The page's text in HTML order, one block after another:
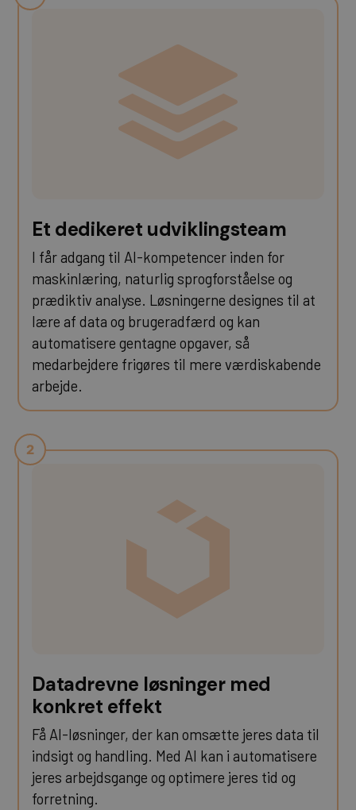
Et dedikeret udviklingsteam
I får adgang til AI-kompetencer inden for
maskinlæring, naturlig sprogforståelse og
prædiktiv analyse. Løsningerne designes til at
lære af data og brugeradfærd og kan
automatisere gentagne opgaver, så
medarbejdere frigøres til mere værdiskabende
arbejde.
Datadrevne løsninger med
konkret effekt
Få AI-løsninger, der kan omsætte jeres data til
indsigt og handling. Med AI kan i automatisere
jeres arbejdsgange og optimere jeres tid og
forretning.